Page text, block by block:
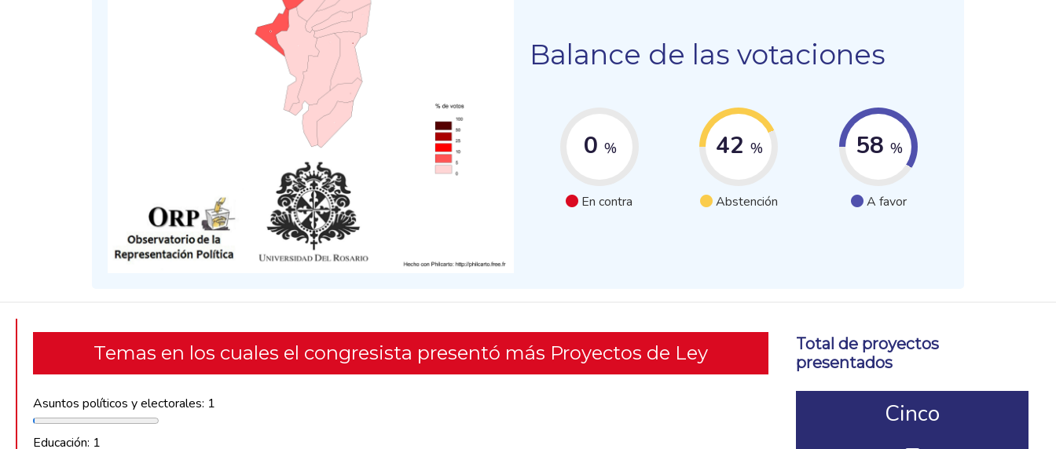
Balance de las votaciones
0 %
En contra
42 %
Abstención
58 %
A favor
Temas en los cuales el congresista presentó más Proyectos de Ley
Asuntos políticos y electorales: 1
Educación: 1
Total de proyectos
presentados
Cinco